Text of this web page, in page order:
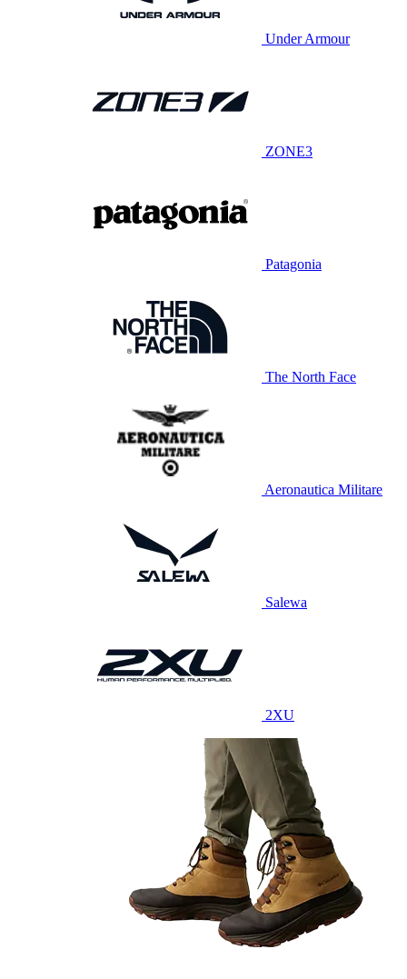
Under Armour
ZONE3
Patagonia
The North Face
Aeronautica Militare
Salewa
2XU